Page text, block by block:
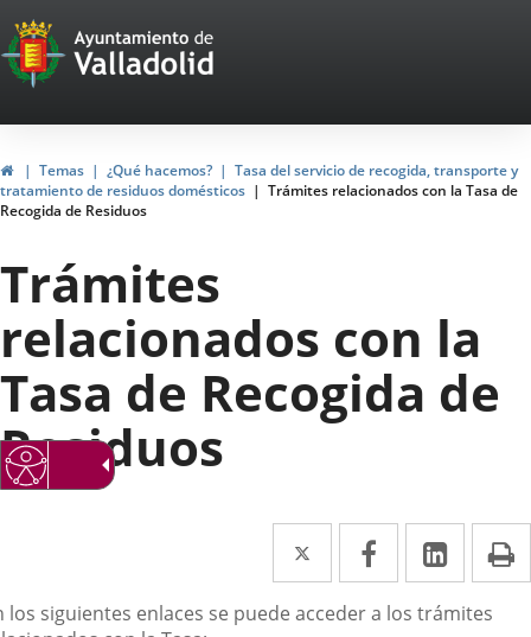
Portal
Web
del
Ayuntamiento
de
Valladolid
InicioTemas ¿Qué hacemos?
Tasa del servicio de recogida, transporte y
tratamiento de residuos domésticos
Trámites relacionados con la Tasa de
Recogida de Residuos
Trámites
relacionados con la
Tasa de Recogida de
Residuos
Twitter
Enlace
a
una
Facebook
Enlace
a
una
Enlace
a
una
los siguientes enlaces se puede acceder a los trámites